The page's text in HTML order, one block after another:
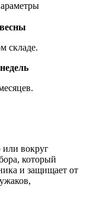
складе.
или вокруг
который
и защищает от